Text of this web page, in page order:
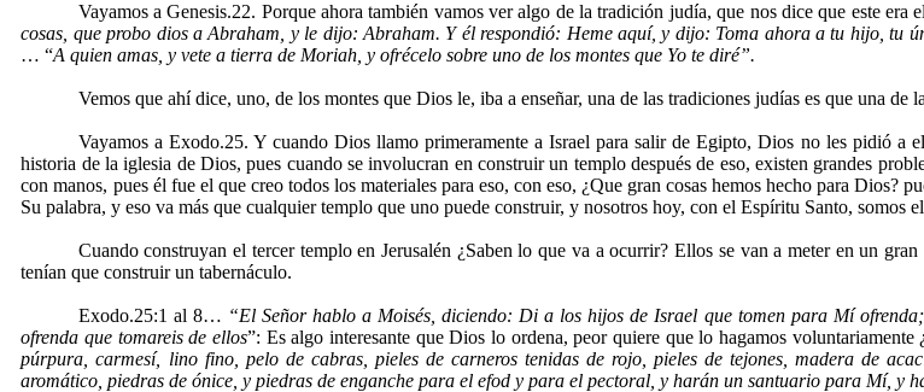
Vayamos a Genesis.22. Porque ahora también vamos ver algo de la tradición judía, que nos dice que este
cosas, que probo dios a Abraham, y le dijo: Abraham. Y él respondió: Heme aquí, y dijo: Toma ahora a tu hijo, tu
… “A quien amas, y vete a tierra de Moriah, y ofrécelo sobre uno de los montes que Yo te diré”.
Vemos que ahí dice, uno, de los montes que Dios le, iba a enseñar, una de las tradiciones judías es que una
Vayamos a Exodo.25. Y cuando Dios llamo primeramente a Israel para salir de Egipto, Dios no les pidió
historia de la iglesia de Dios, pues cuando se involucran en construir un templo después de eso, existen grandes
con manos, pues él fue el que creo todos los materiales para eso, con eso, ¿Que gran cosas hemos hecho para
Su palabra, y eso va más que cualquier templo que uno puede construir, y nosotros hoy, con el Espíritu Santo, somos
Cuando construyan el tercer templo en Jerusalén ¿Saben lo que va a ocurrir? Ellos se van a meter en un
tenían que construir un tabernáculo.
Exodo.25:1 al 8… “El Señor hablo a Moisés, diciendo: Di a los hijos de Israel que tomen para Mí
ofrenda que tomareis de ellos”: Es algo interesante que Dios lo ordena, peor quiere que lo hagamos voluntariamente
púrpura, carmesí, lino fino, pelo de cabras, pieles de carneros tenidas de rojo, pieles de tejones, madera de
aromático, piedras de ónice, y piedras de enganche para el efod y para el pectoral, y harán un santuario para Mí, y